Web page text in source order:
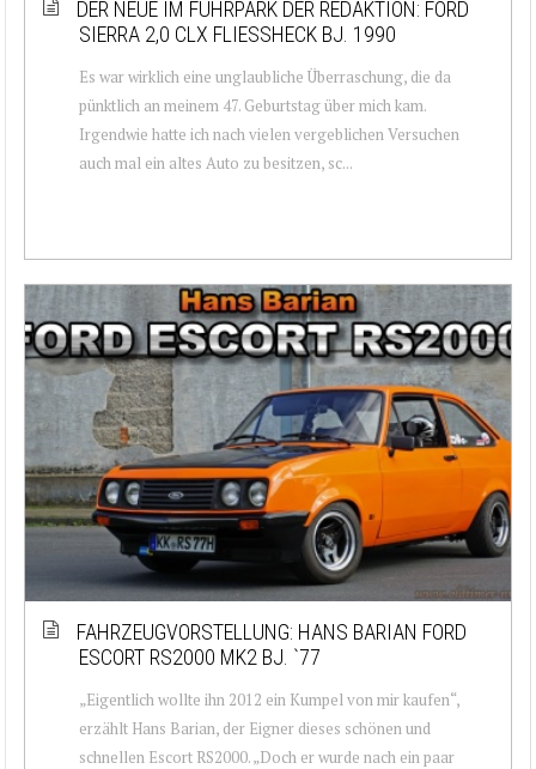
DER NEUE IM FUHRPARK DER REDAKTION: FORD
SIERRA 2,0 CLX FLIESSHECK BJ. 1990
Es war wirklich eine unglaubliche Überraschung, die da
pünktlich an meinem 47. Geburtstag über mich kam.
Irgendwie hatte ich nach vielen vergeblichen Versuchen
auch mal ein altes Auto zu besitzen, sc...
FAHRZEUGVORSTELLUNG: HANS BARIAN FORD
ESCORT RS2000 MK2 BJ. `77
„Eigentlich wollte ihn 2012 ein Kumpel von mir kaufen“,
erzählt Hans Barian, der Eigner dieses schönen und
schnellen Escort RS2000. „Doch er wurde nach ein paar